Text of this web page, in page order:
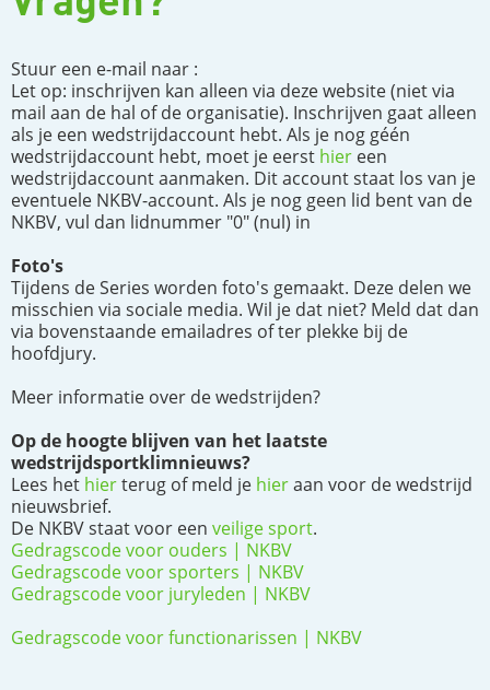
Stuur een e-mail naar :
Let op: inschrijven kan alleen via deze website (niet via
mail aan de hal of de organisatie). Inschrijven gaat alleen
als je een wedstrijdaccount hebt. Als je nog géén
wedstrijdaccount hebt, moet je eerst hier een
wedstrijdaccount aanmaken. Dit account staat los van je
eventuele NKBV-account. Als je nog geen lid bent van de
NKBV, vul dan lidnummer "0" (nul) in
Foto's
Tijdens de Series worden foto's gemaakt. Deze delen we
misschien via sociale media. Wil je dat niet? Meld dat dan
via bovenstaande emailadres of ter plekke bij de
hoofdjury.
Meer informatie over de wedstrijden?
Op de hoogte blijven van het laatste
wedstrijdsportklimnieuws?
Lees het hierterug of meld je hieraan voor de wedstrijd
nieuwsbrief.
De NKBV staat voor een veilige sport.
Gedragscode voor ouders | NKBV
Gedragscode voor sporters | NKBV
Gedragscode voor juryleden | NKBV
Gedragscode voor functionarissen | NKBV